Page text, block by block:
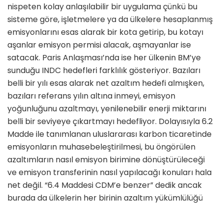
nispeten kolay anlaşılabilir bir uygulama çünkü bu
sisteme göre, işletmelere ya da ülkelere hesaplanmış
emisyonlarını esas alarak bir kota getirip, bu kotayı
aşanlar emisyon permisi alacak, aşmayanlar ise
satacak. Paris Anlaşması’nda ise her ülkenin BM’ye
sunduğu INDC hedefleri farklılık gösteriyor. Bazıları
belli bir yılı esas alarak net azaltım hedefi almışken,
bazıları referans yılın altına inmeyi, emisyon
yoğunluğunu azaltmayı, yenilenebilir enerji miktarını
belli bir seviyeye çıkartmayı hedefliyor. Dolayısıyla 6.2
Madde ile tanımlanan uluslararası karbon ticaretinde
emisyonların muhasebeleştirilmesi, bu öngörülen
azaltımların nasıl emisyon birimine dönüştürüleceği
ve emisyon transferinin nasıl yapılacağı konuları hala
net değil. “6.4 Maddesi CDM’e benzer” dedik ancak
burada da ülkelerin her birinin azaltım yükümlülüğü